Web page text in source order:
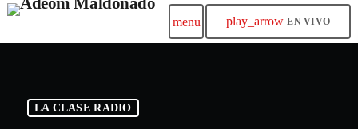
menu play_arrow EN VIVO
LA CLASE RADIO